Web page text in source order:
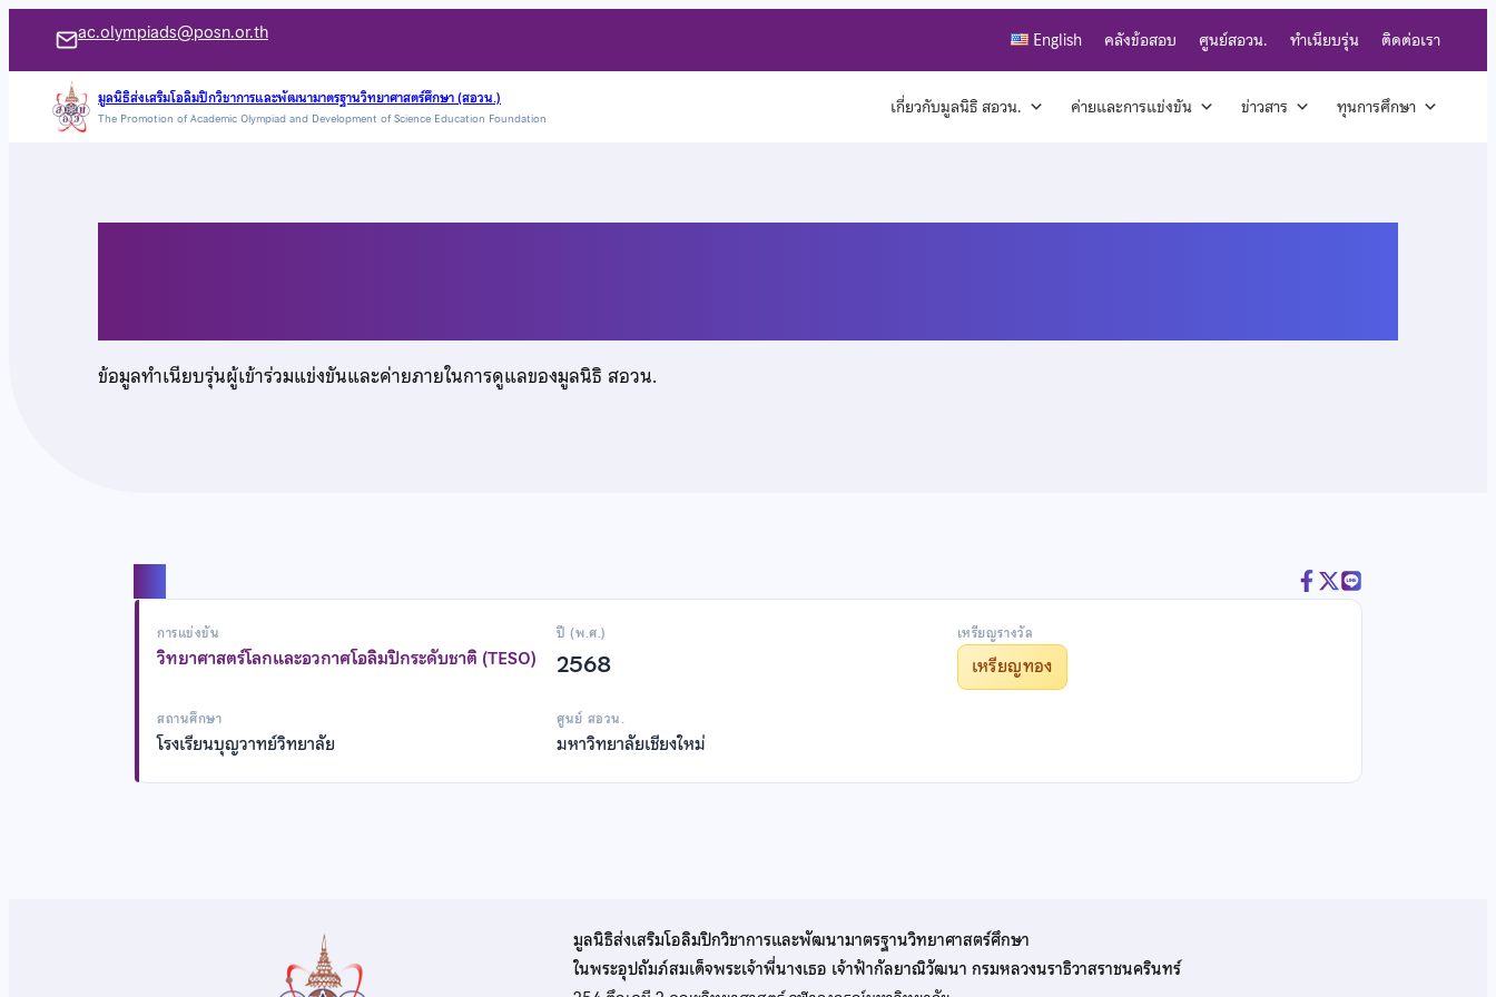
เนื้อหา
ac.olympiads@posn.or.th English คลังข้อสอบ ศูนย์สอวน. ทำเนียบรุ่น ติดต่อเรา
มูลนิธิส่งเสริมโอลิมปิกวิชาการและพัฒนามาตรฐานวิทยาศาสตร์ศึกษา (สอวน.)
The Promotion of Academic Olympiad and Development of Science Education Foundation เกี่ยวกับมูลนิธิ สอวน. ค่ายและการแข่งขัน ข่าวสาร ทุนการศึกษา
ข้อมูลทำเนียบรุ่นผู้เข้าร่วมแข่งขันและค่ายภายในการดูแลของมูลนิธิ สอวน.
การแข่งขัน
วิทยาศาสตร์โลกและอวกาศโอลิมปิกระดับชาติ (TESO)
ปี (พ.ศ.)
2568
เหรียญรางวัล
เหรียญทอง
สถานศึกษา
โรงเรียนบุญวาทย์วิทยาลัย
ศูนย์ สอวน.
มหาวิทยาลัยเชียงใหม่
มูลนิธิส่งเสริมโอลิมปิกวิชาการและพัฒนามาตรฐานวิทยาศาสตร์ศึกษา
ในพระอุปถัมภ์สมเด็จพระเจ้าพี่นางเธอ เจ้าฟ้ากัลยาณิวัฒนา กรมหลวงนราธิวาสราชนครินทร์